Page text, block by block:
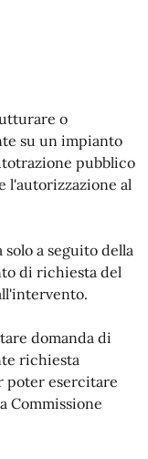
o
su un impianto
pubblico
l'autorizzazione al
a seguito della
di richiesta del
domanda di
richiesta
poter esercitare
Commissione